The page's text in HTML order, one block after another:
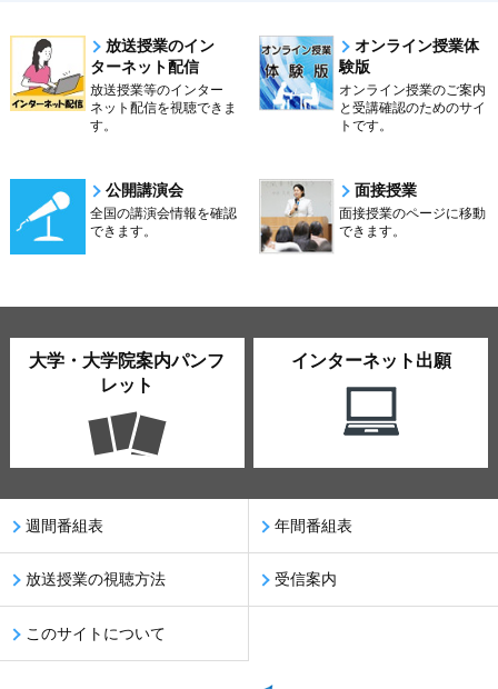
放送授業のイン
ターネット配信
放送授業等のインター
ネット配信を視聴できま
す。
オンライン授業体
験版
オンライン授業のご案内
と受講確認のためのサイ
トです。
公開講演会
全国の講演会情報を確認
できます。
面接授業
面接授業のページに移動
できます。
大学・大学院案内パンフ
レット
インターネット出願
週間番組表 年間番組表
放送授業の視聴方法 受信案内
このサイトについて